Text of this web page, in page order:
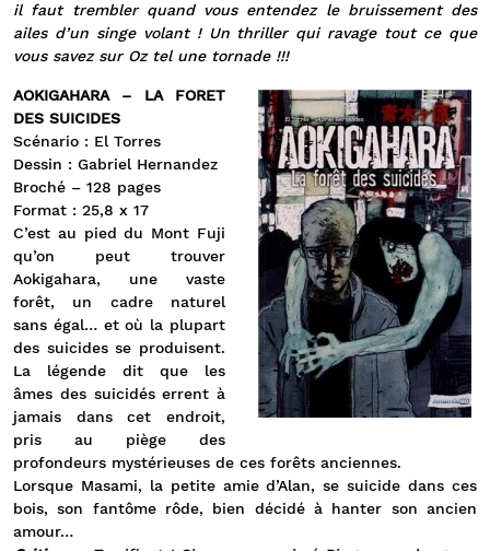
il faut trembler quand vous entendez le bruissement des
ailes d’un singe volant ! Un thriller qui ravage tout ce que
vous savez sur Oz tel une tornade !!!
AOKIGAHARA – LA FORET
DES SUICIDES
Scénario : El Torres
Dessin : Gabriel Hernandez
Broché – 128 pages
Format : 25,8 x 17
C’est au pied du Mont Fuji
qu’on peut trouver
Aokigahara, une vaste
forêt, un cadre naturel
sans égal… et où la plupart
des suicides se produisent.
La légende dit que les
âmes des suicidés errent à
jamais dans cet endroit,
pris au piège des
profondeurs mystérieuses de ces forêts anciennes.
Lorsque Masami, la petite amie d’Alan, se suicide dans ces
bois, son fantôme rôde, bien décidé à hanter son ancien
amour…